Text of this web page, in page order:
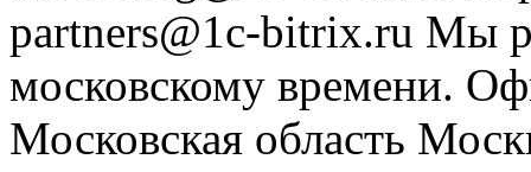
partners@1c-bitrix.ru Мы
московскому времени.
Московская область